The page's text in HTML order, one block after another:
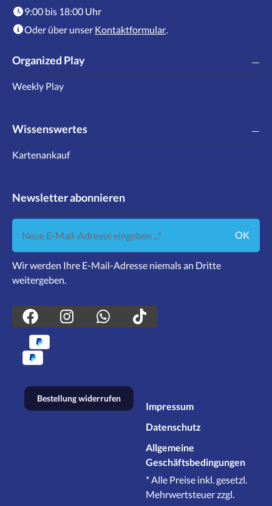
9:00 bis 18:00 Uhr
Oder über unser Kontaktformular
Organized Play
Weekly Play
Wissenswertes
Kartenankauf
Newsletter abonnieren
Neue E-Mail-Adresse eingeben ...
OK
Wir werden Ihre E-Mail-Adresse niemals an Dritte
weitergeben.
Bestellung widerrufen
Impressum
Datenschutz
Allgemeine
Geschäftsbedingungen
* Alle Preise inkl. gesetzl.
Mehrwertsteuer zzgl.